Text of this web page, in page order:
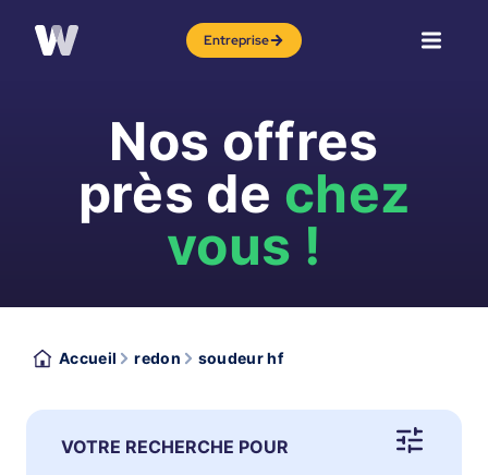
Entreprise
Nos offres
près de chez
vous !
Accueil redon soudeur hf
VOTRE RECHERCHE POUR